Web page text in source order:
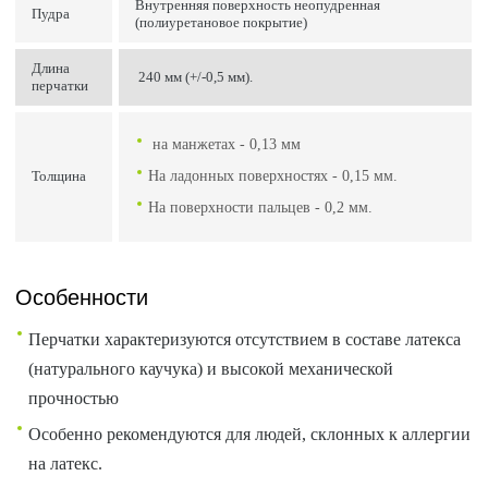
Пудра
Внутренняя поверхность неопудренная
(полиуретановое покрытие)
Длина
перчатки
240 мм (+/-0,5 мм).
Толщина
на манжетах - 0,13 мм
На ладонных поверхностях - 0,15 мм.
На поверхности пальцев - 0,2 мм.
Особенности
Перчатки характеризуются отсутствием в составе латекса
(натурального каучука) и высокой механической
прочностью
Особенно рекомендуются для людей, склонных к аллергии
на латекс.